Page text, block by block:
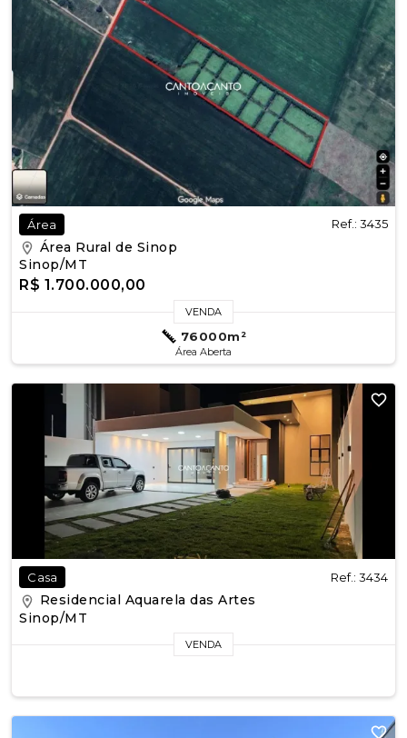
Área Ref.: 3435
Área Rural de Sinop
Sinop/MT
R$ 1.700.000,00
VENDA
76000m²
Área Aberta
Casa Ref.: 3434
Residencial Aquarela das Artes
Sinop/MT
VENDA